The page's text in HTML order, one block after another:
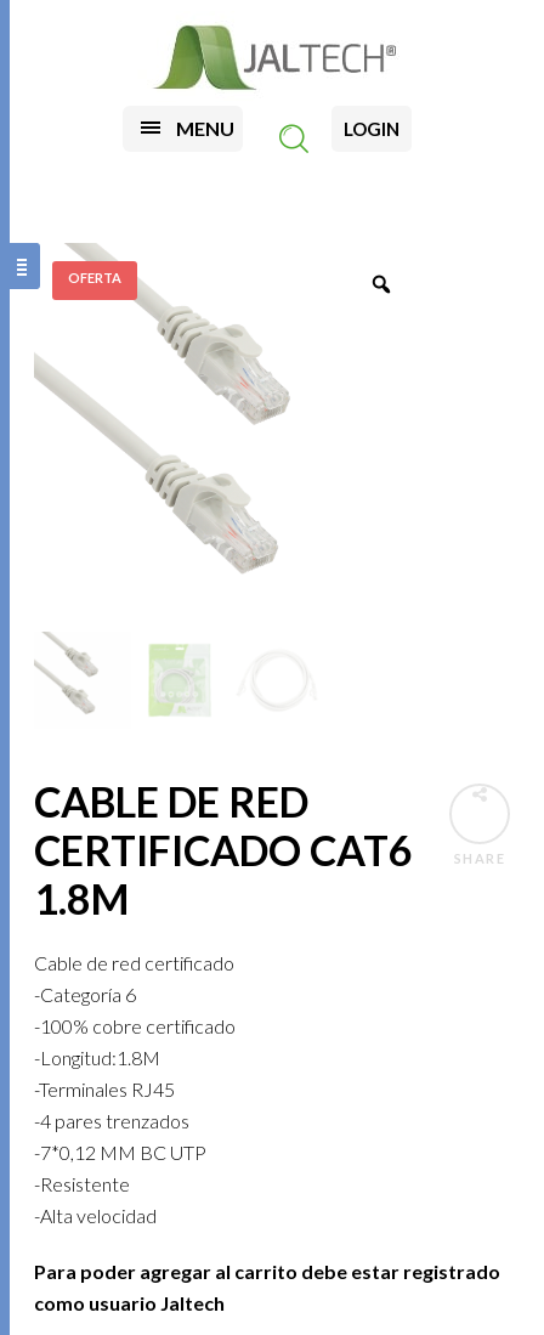
MENU LOGIN
SHARE
CABLE DE RED
CERTIFICADO CAT6
1.8M
Cable de red certificado
-Categoría 6
-100% cobre certificado
-Longitud:1.8M
-Terminales RJ45
-4 pares trenzados
-7*0,12 MM BC UTP
-Resistente
-Alta velocidad
Para poder agregar al carrito debe estar registrado
como usuario Jaltech